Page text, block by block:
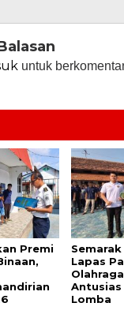
untuk
Premi
Semarak
Lapas
Lomba